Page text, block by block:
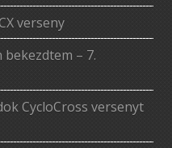
verseny
– 7.
CycloCross versenyt